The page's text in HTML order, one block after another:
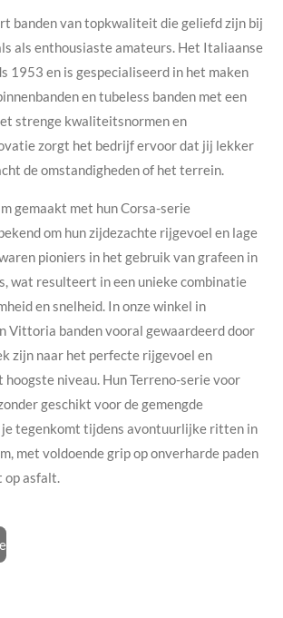
banden van topkwaliteit die geliefd zijn bij
als enthousiaste amateurs. Het Italiaanse
1953 en is gespecialiseerd in het maken
en tubeless banden met een
strenge kwaliteitsnormen en
zorgt het bedrijf ervoor dat jij lekker
de omstandigheden of het terrein.
gemaakt met hun Corsa-serie
om hun zijdezachte rijgevoel en lage
pioniers in het gebruik van grafeen in
wat resulteert in een unieke combinatie
en snelheid. In onze winkel in
Vittoria banden vooral gewaardeerd door
zijn naar het perfecte rijgevoel en
niveau. Hun Terreno-serie voor
geschikt voor de gemengde
je tegenkomt tijdens avontuurlijke ritten in
met voldoende grip op onverharde paden
op asfalt.